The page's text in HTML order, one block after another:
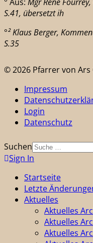
S.41, übersetzt ih
°² Klaus Berger,
S.35
© 2026 Pfarrer von
Impressum
Login
Datenschutz
Suchen
Sign In
Startseite
Letzte
Aktuelles
Aktuelles
Aktuelles
Aktuelles